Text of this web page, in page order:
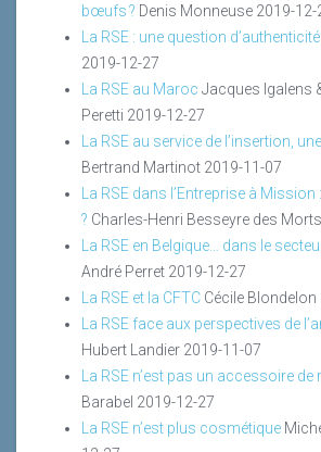
bœufs ? Denis Monneuse 2019-12-
La RSE : une question d’authenticité
2019-12-27
La RSE au Maroc Jacques Igalens
Peretti 2019-12-27
La RSE au service de l’insertion,
Bertrand Martinot 2019-11-07
La RSE dans l’Entreprise à Mission
? Charles-Henri Besseyre des Morts
La RSE en Belgique… dans le
André Perret 2019-12-27
La RSE et la CFTC Cécile Blondelon
La RSE face aux perspectives de
Hubert Landier 2019-11-07
La RSE n’est pas un accessoire de
Barabel 2019-12-27
La RSE n’est plus cosmétique